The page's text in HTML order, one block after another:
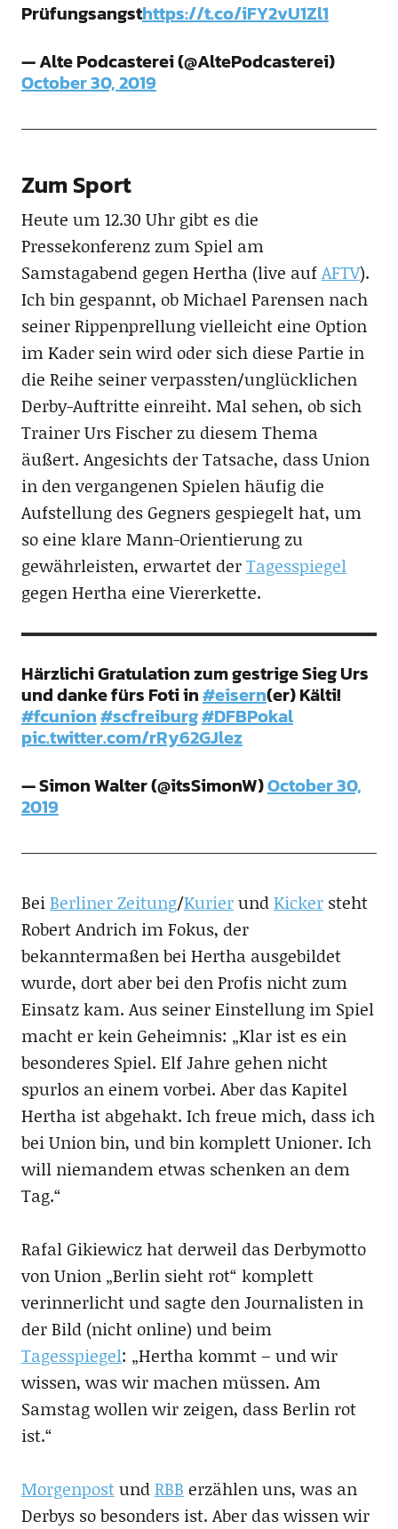
Prüfungsangsthttps://t.co/iFY2vU1Zl1
— Alte Podcasterei (@AltePodcasterei)
October 30, 2019
Zum Sport
Heute um 12.30 Uhr gibt es die
Pressekonferenz zum Spiel am
Samstagabend gegen Hertha (live aufAFTV).
Ich bin gespannt, ob Michael Parensen nach
seiner Rippenprellung vielleicht eine Option
im Kader sein wird oder sich diese Partie in
die Reihe seiner verpassten/unglücklichen
Derby-Auftritte einreiht. Mal sehen, ob sich
Trainer Urs Fischer zu diesem Thema
äußert. Angesichts der Tatsache, dass Union
in den vergangenen Spielen häufig die
Aufstellung des Gegners gespiegelt hat, um
so eine klare Mann-Orientierung zu
gewährleisten, erwartet derTagesspiegel
gegen Hertha eine Viererkette.
Härzlichi Gratulation zum gestrige Sieg Urs
und danke fürs Foti in#eisern(er) Kälti!
#fcunion#scfreiburg#DFBPokal
pic.twitter.com/rRy62GJlez
— Simon Walter (@itsSimonW)October 30,
2019
BeiBerliner Zeitung/KurierundKickersteht
Robert Andrich im Fokus, der
bekanntermaßen bei Hertha ausgebildet
wurde, dort aber bei den Profis nicht zum
Einsatz kam. Aus seiner Einstellung im Spiel
macht er kein Geheimnis: „Klar ist es ein
besonderes Spiel. Elf Jahre gehen nicht
spurlos an einem vorbei. Aber das Kapitel
Hertha ist abgehakt. Ich freue mich, dass ich
bei Union bin, und bin komplett Unioner. Ich
will niemandem etwas schenken an dem
Tag.“
Rafal Gikiewicz hat derweil das Derbymotto
von Union „Berlin sieht rot“ komplett
verinnerlicht und sagte den Journalisten in
der Bild (nicht online) und beim
Tagesspiegel: „Hertha kommt – und wir
wissen, was wir machen müssen. Am
Samstag wollen wir zeigen, dass Berlin rot
ist.“
MorgenpostundRBB erzählen uns, was an
Derbys so besonders ist. Aber das wissen wir